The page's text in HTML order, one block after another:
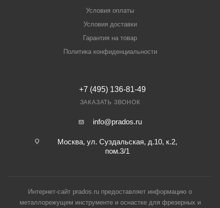
Условия оплаты
Условия доставки
Гарантия на товар
Политика конфиденциальности
+7 (495) 136-81-49
ЗАКАЗАТЬ ЗВОНОК
info@prados.ru
Москва, ул. Суздальская, д.10, к.2,
пом.3/1
Интернет-сайт prados.ru предоставляет информацию о
металлорежущем инструменте и оснастке для фрезерных и